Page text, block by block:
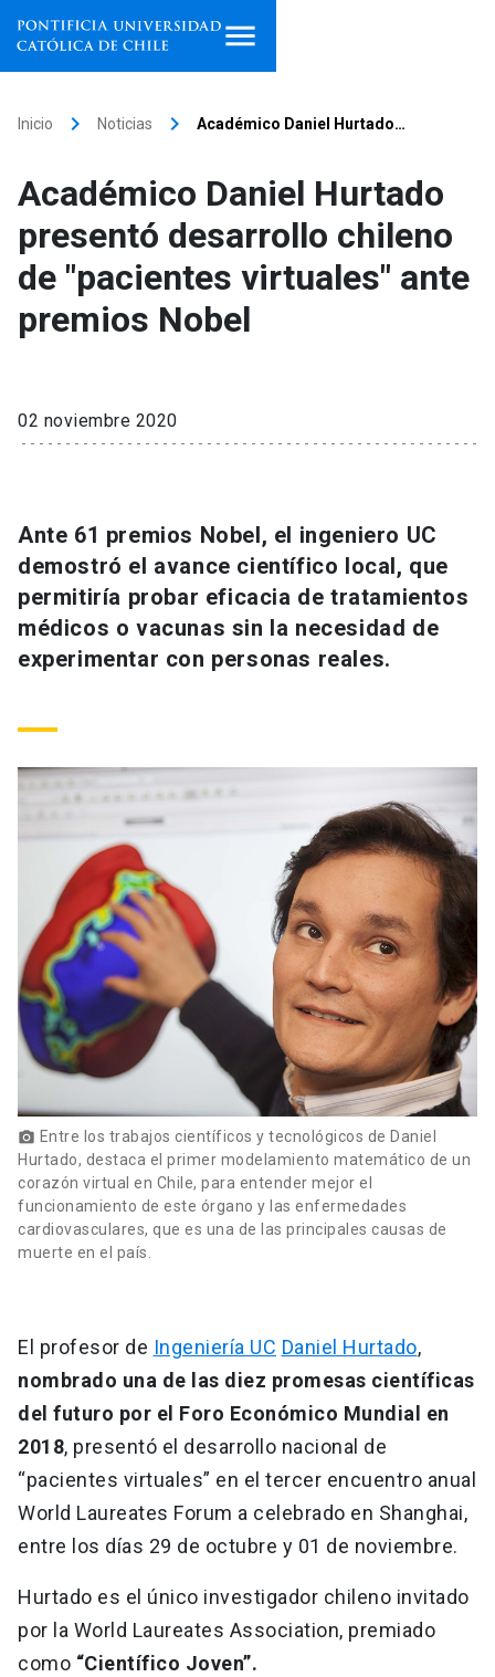
Facultades, escuelas e
institutos
Investigación
Información para keyboard_arrow_down
Futuros estudiantes
Estudiantes
Académicos
Personal
Alumni
Padres y familia
Vecinos
Go to english site launch
Mi Cuenta UC launch
launch
Mi Portal UC launch
Medios Biblioteca launch
Donaciones launch
Inicio keyboard_arrow_right Noticias keyboard_arrow_right Académico Daniel Hurtado…
Académico Daniel Hurtado
presentó desarrollo chileno
de "pacientes virtuales" ante
premios Nobel
02 noviembre 2020
Ante 61 premios Nobel, el ingeniero UC
demostró el avance científico local, que
permitiría probar eficacia de tratamientos
médicos o vacunas sin la necesidad de
experimentar con personas reales.
photo_camera Entre los trabajos científicos y tecnológicos de Daniel
Hurtado, destaca el primer modelamiento matemático de un
corazón virtual en Chile, para entender mejor el
funcionamiento de este órgano y las enfermedades
cardiovasculares, que es una de las principales causas de
muerte en el país.
El profesor de Ingeniería UC Daniel Hurtado,
nombrado una de las diez promesas científicas
del futuro por el Foro Económico Mundial en
2018, presentó el desarrollo nacional de
“pacientes virtuales” en el tercer encuentro anual
World Laureates Forum a celebrado en Shanghai,
entre los días 29 de octubre y 01 de noviembre.
Hurtado es el único investigador chileno invitado
por la World Laureates Association, premiado
como “Científico Joven”.